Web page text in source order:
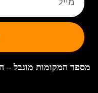
מספר המקומות מוגבל –